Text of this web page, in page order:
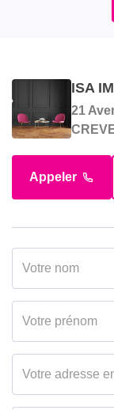
ISA
21
Appeler